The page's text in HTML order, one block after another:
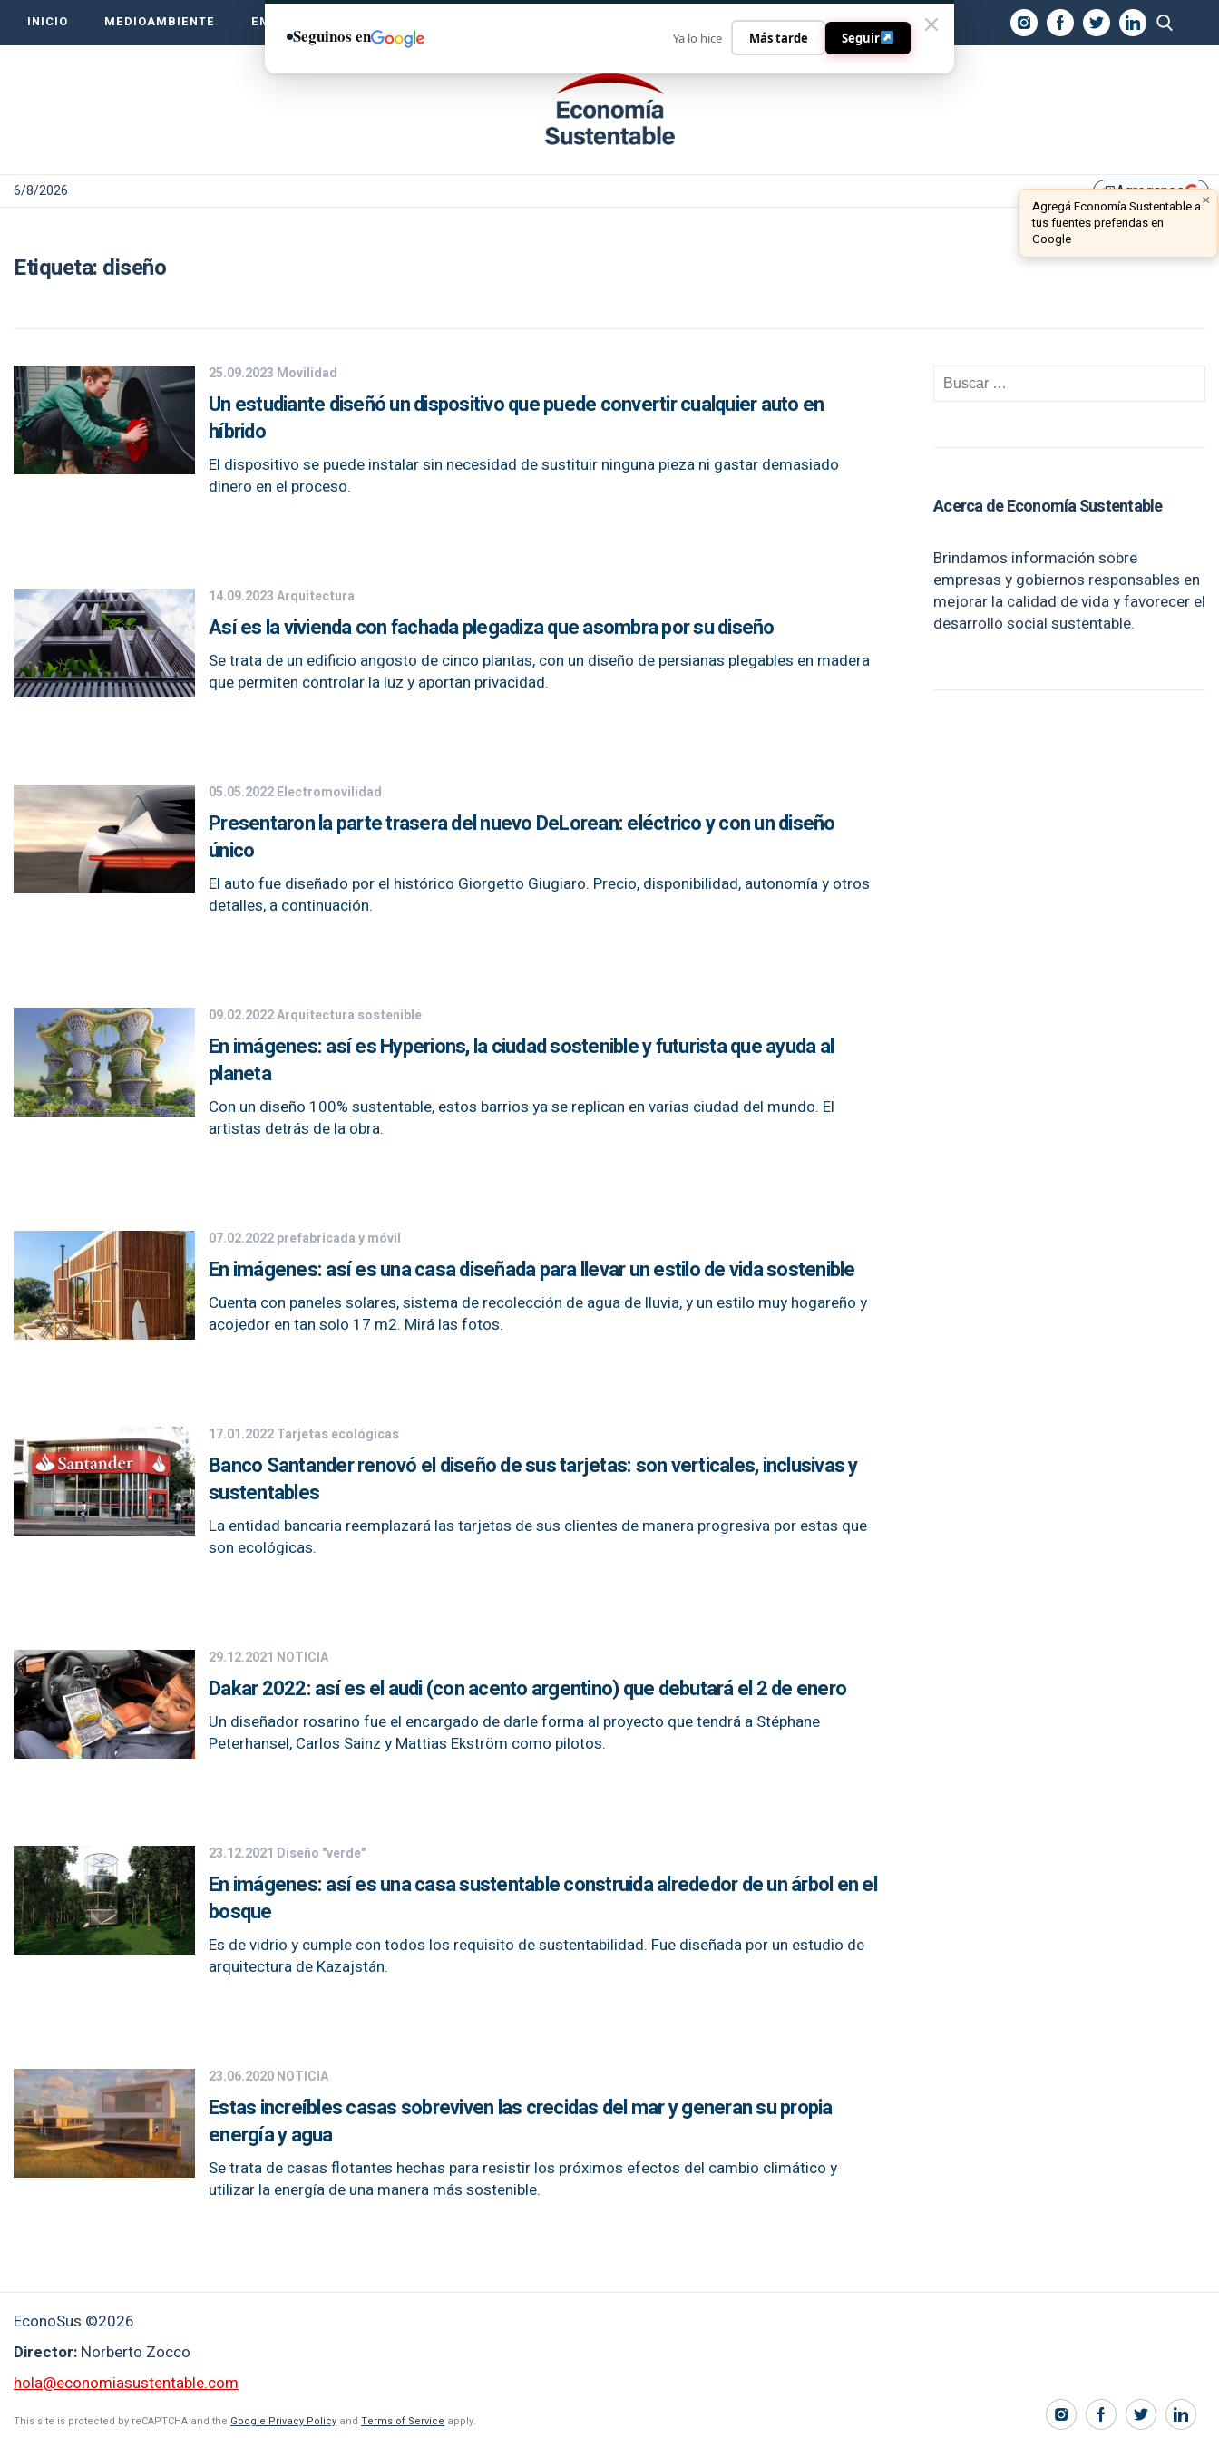
INICIO MEDIOAMBIENTE EMPRENDE VERDE CONTACTO
6/8/2026 library_addAgreganos ×
Agregá Economía Sustentable a
tus fuentes preferidas en
Google
Etiqueta: diseño
25.09.2023 Movilidad
Un estudiante diseñó un dispositivo que puede convertir cualquier auto en
híbrido
El dispositivo se puede instalar sin necesidad de sustituir ninguna pieza ni gastar demasiado
dinero en el proceso.
14.09.2023Arquitectura
Así es la vivienda con fachada plegadiza que asombra por su diseño
Se trata de un edificio angosto de cinco plantas, con un diseño de persianas plegables en madera
que permiten controlar la luz y aportan privacidad.
05.05.2022Electromovilidad
Presentaron la parte trasera del nuevo DeLorean: eléctrico y con un diseño
único
El auto fue diseñado por el histórico Giorgetto Giugiaro. Precio, disponibilidad, autonomía y otros
detalles, a continuación.
09.02.2022Arquitectura sostenible
En imágenes: así es Hyperions, la ciudad sostenible y futurista que ayuda al
planeta
Con un diseño 100% sustentable, estos barrios ya se replican en varias ciudad del mundo. El
artistas detrás de la obra.
07.02.2022prefabricada y móvil
En imágenes: así es una casa diseñada para llevar un estilo de vida sostenible
Cuenta con paneles solares, sistema de recolección de agua de lluvia, y un estilo muy hogareño y
acojedor en tan solo 17 m2. Mirá las fotos.
17.01.2022Tarjetas ecológicas
Banco Santander renovó el diseño de sus tarjetas: son verticales, inclusivas y
sustentables
La entidad bancaria reemplazará las tarjetas de sus clientes de manera progresiva por estas que
son ecológicas.
29.12.2021 NOTICIA
Dakar 2022: así es el audi (con acento argentino) que debutará el 2 de enero
Un diseñador rosarino fue el encargado de darle forma al proyecto que tendrá a Stéphane
Peterhansel, Carlos Sainz y Mattias Ekström como pilotos.
23.12.2021 Diseño "verde"
En imágenes: así es una casa sustentable construida alrededor de un árbol en el
bosque
Es de vidrio y cumple con todos los requisito de sustentabilidad. Fue diseñada por un estudio de
arquitectura de Kazajstán.
23.06.2020NOTICIA
Estas increíbles casas sobreviven las crecidas del mar y generan su propia
energía y agua
Se trata de casas flotantes hechas para resistir los próximos efectos del cambio climático y
utilizar la energía de una manera más sostenible.
Acerca de Economía Sustentable
Brindamos información sobre
empresas y gobiernos responsables en
mejorar la calidad de vida y favorecer el
desarrollo social sustentable.
EconoSus ©2026
Director: Norberto Zocco
hola@economiasustentable.com
This site is protected by reCAPTCHA and the Google Privacy Policy and Terms of Service apply.
Seguinos en Ya lo hice Más tarde Seguir